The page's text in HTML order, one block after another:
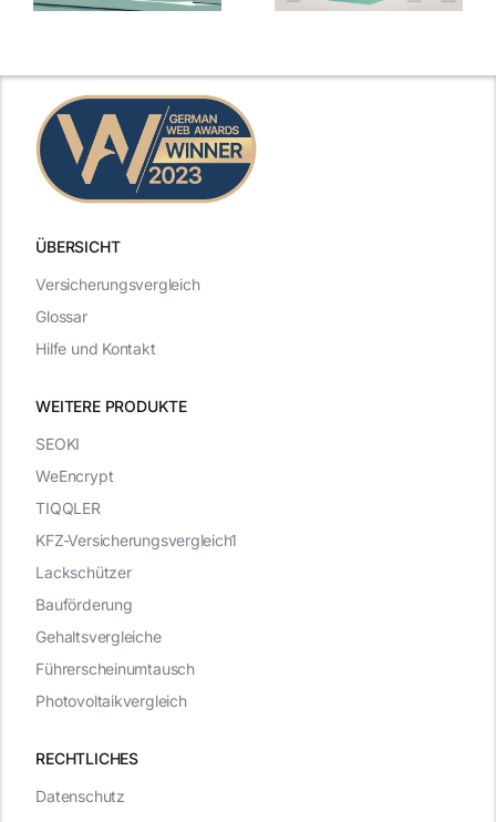
ÜBERSICHT
WEITERE PRODUKTE
RECHTLICHES
Versicherungsvergleich
Glossar
Hilfe und Kontakt
SEOKI
WeEncrypt
TIQQLER
KFZ-Versicherungsvergleich1
Lackschützer
Bauförderung
Gehaltsvergleiche
Führerscheinumtausch
Photovoltaikvergleich
Datenschutz